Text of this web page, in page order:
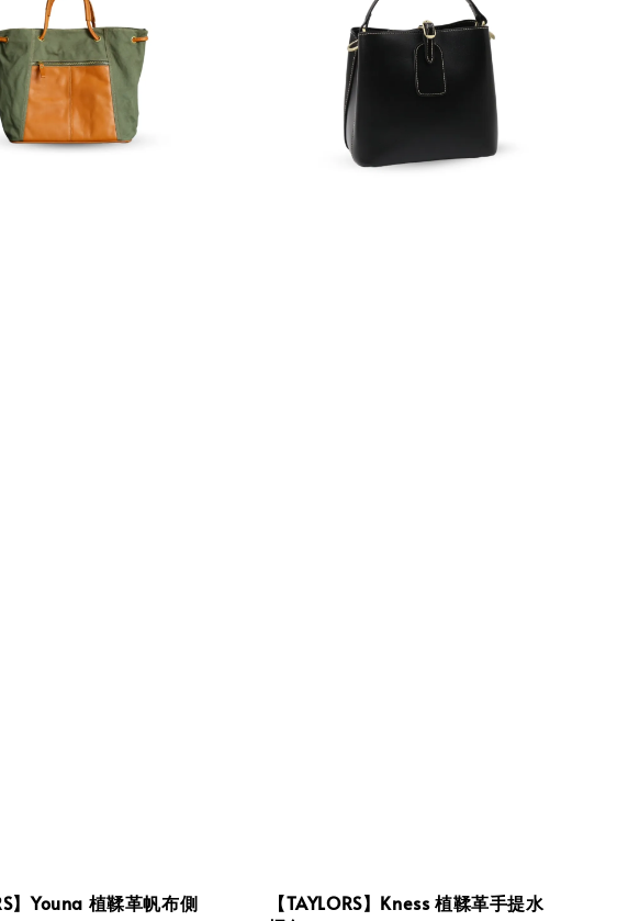
】Youna 植鞣革帆布側
【TAYLORS】Kness 植鞣革手提水